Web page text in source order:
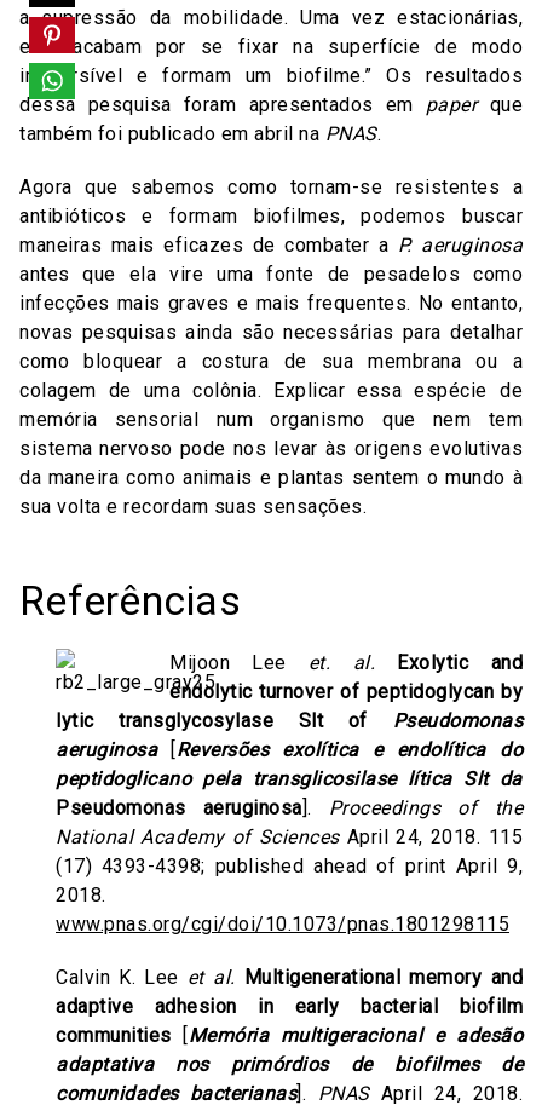
a supressão da mobilidade. Uma vez estacionárias,
elas acabam por se fixar na superfície de modo
irreversível e formam um biofilme.” Os resultados
dessa pesquisa foram apresentados em paperque
também foi publicado em abril na PNAS.
Agora que sabemos como tornam-se resistentes a
antibióticos e formam biofilmes, podemos buscar
maneiras mais eficazes de combater a P. aeruginosa
antes que ela vire uma fonte de pesadelos como
infecções mais graves e mais frequentes. No entanto,
novas pesquisas ainda são necessárias para detalhar
como bloquear a costura de sua membrana ou a
colagem de uma colônia. Explicar essa espécie de
memória sensorial num organismo que nem tem
sistema nervoso pode nos levar às origens evolutivas
da maneira como animais e plantas sentem o mundo à
sua volta e recordam suas sensações.
Referências
Mijoon Lee et. al.
Exolytic and
endolytic turnover of peptidoglycan by
lytic transglycosylase Slt of Pseudomonas
aeruginosa[ Reversões exolítica e endolítica do
peptidoglicano pela transglicosilase lítica Slt da
Pseudomonas aeruginosa ]. Proceedings of the
National Academy of SciencesApril 24, 2018. 115
(17) 4393-4398; published ahead of print April 9,
2018.
www.pnas.org/cgi/doi/10.1073/pnas.1801298115
Calvin K. Lee et al.
Multigenerational memory and
adaptive adhesion in early bacterial biofilm
communities
Memória multigeracional e adesão
adaptativa nos primórdios de biofilmes de
comunidades bacterianas]. PNASApril 24, 2018.